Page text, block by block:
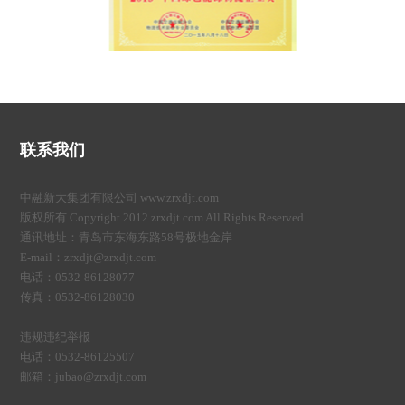
联系我们
中融新大集团有限公司 www.zrxdjt.com
版权所有 Copyright 2012 zrxdjt.com All Rights Reserved
通讯地址：青岛市东海东路58号极地金岸
E-mail：zrxdjt@zrxdjt.com
电话：0532-86128077
传真：0532-86128030
违规违纪举报
电话：0532-86125507
邮箱：jubao@zrxdjt.com